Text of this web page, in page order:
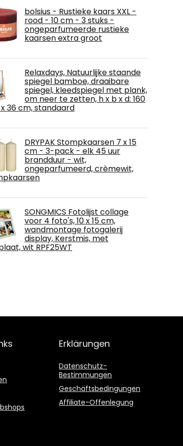
bolsius - Rustieke kaars XXL -
rood - 10 cm - 3 stuks -
ongeparfumeerde rustieke
kaarsen extra groot
Relaxdays, Natuurlijke staande
spiegel bamboe, draaibare
spiegel, kleedspiegel met plank,
om neer te zetten, h x b x d: 160
36 cm, standaard
DRYPAK Stompkaarsen 7 x 15
cm - 3-pack - elk 45 uur
brandduur - wit,
ongeparfumeerd, crèmewit,
SONGMICS Fotolijst collage
voor 4 foto's, 10 x 15 cm,
wandmontage fotogalerij
display, Kerstmis, met
wit RPF25WT
Erklärungen
Datenschutz-
Bestimmungen
Geschäftsbedingungen
Affiliate-Offenlegung